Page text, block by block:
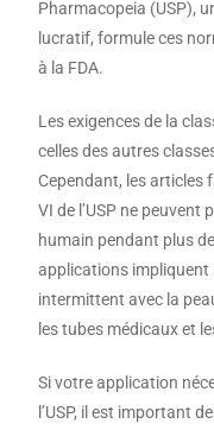
Pharmacopeia (USP),
lucratif, formule ces
à la FDA.
Les exigences de la
celles des autres
Cependant, les articles
VI de l’USP ne
humain pendant plus
applications
intermittent avec la
les tubes médicaux et
Si votre application
l’USP, il est important